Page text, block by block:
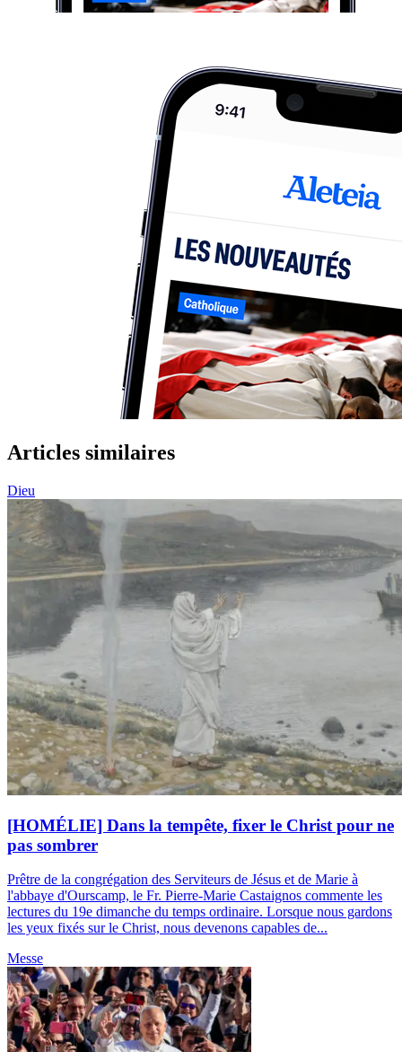
Articles similaires
Dieu
[HOMÉLIE] Dans la tempête, fixer le Christ pour ne
pas sombrer
Prêtre de la congrégation des Serviteurs de Jésus et de Marie à
l'abbaye d'Ourscamp, le Fr. Pierre-Marie Castaignos commente les
lectures du 19e dimanche du temps ordinaire. Lorsque nous gardons
les yeux fixés sur le Christ, nous devenons capables de...
Messe